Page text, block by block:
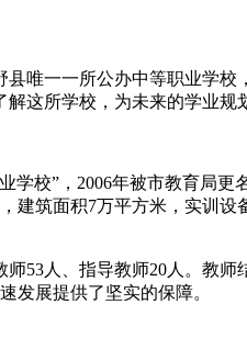
一一所公办中等职业学
这所学校，为未来的学业规
校”，2006年被市教育局
筑面积7万平方米，实训
53人、指导教师20人。教
发展提供了坚实的保障。